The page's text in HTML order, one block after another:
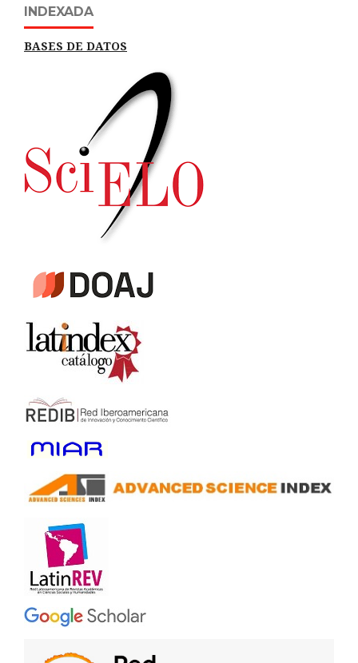
INDEXADA
BASES DE DATOS